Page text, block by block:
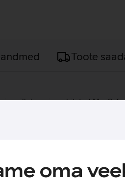
oma
Toote
millel on sisseehitatud
laadimist ilma seda